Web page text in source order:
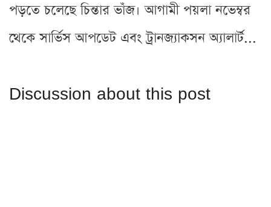
পড়তে চলেছে চিন্তার ভাঁজ। আগামী পয়লা নভেম্বর
থেকে সার্ভিস আপডেট এবং ট্রানজ্যাকসন অ্যালার্ট...
Discussion about this post